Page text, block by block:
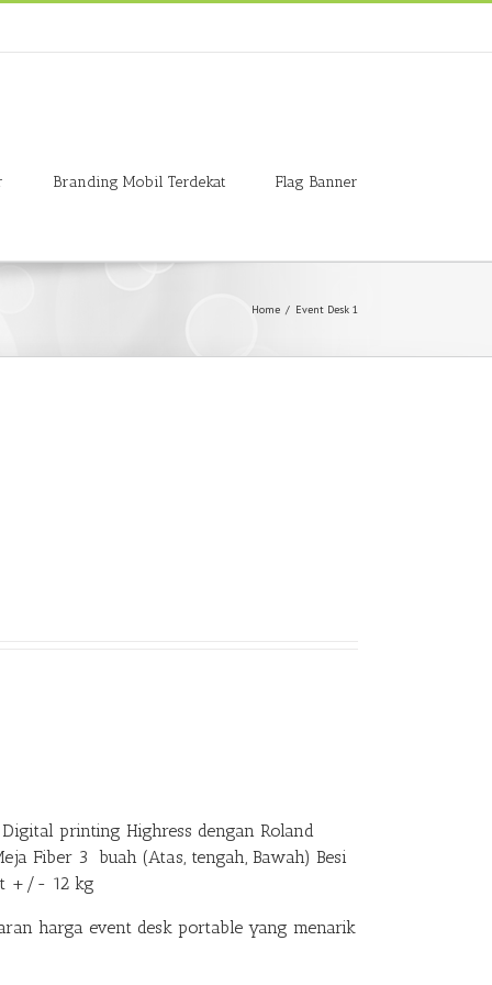
Branding Mobil Terdekat Flag Banner
Home / Event Desk 1
printing Highress dengan Roland
Fiber 3 buah (Atas, tengah, Bawah) Besi
+/- 12 kg
harga event desk portable yang menarik